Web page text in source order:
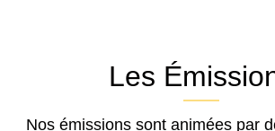
Les
Nos émissions sont animées par